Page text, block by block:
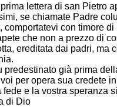
lettera di san Pietro
se chiamate Padre
comportatevi con timore
che non a prezzo di
ereditata dai padri, ma
predestinato già prima
per opera sua credete
fede e la vostra speranza
di Dio